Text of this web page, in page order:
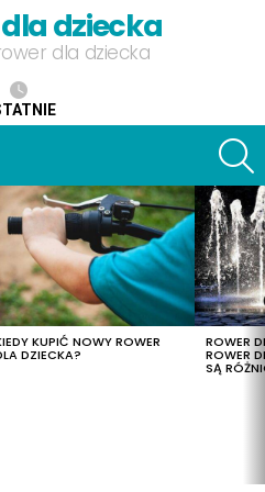
dziecka
dla dziecka
KUPIĆ NOWY ROWER
DZIECKA?
ROWER
ROWER
SĄ